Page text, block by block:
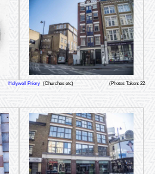
Holywell Priory (Churches etc)
(Photos Taken: 22-